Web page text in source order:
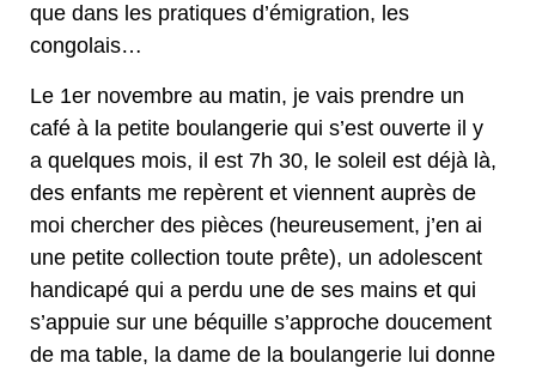
que dans les pratiques d’émigration, les
congolais…
Le 1er novembre au matin, je vais prendre un
café à la petite boulangerie qui s’est ouverte il y
a quelques mois, il est 7h 30, le soleil est déjà là,
des enfants me repèrent et viennent auprès de
moi chercher des pièces (heureusement, j’en ai
une petite collection toute prête), un adolescent
handicapé qui a perdu une de ses mains et qui
s’appuie sur une béquille s’approche doucement
de ma table, la dame de la boulangerie lui donne